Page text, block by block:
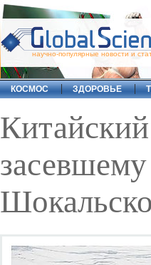
научно-популярные новости и
КОСМОС ЗДОРОВЬЕ